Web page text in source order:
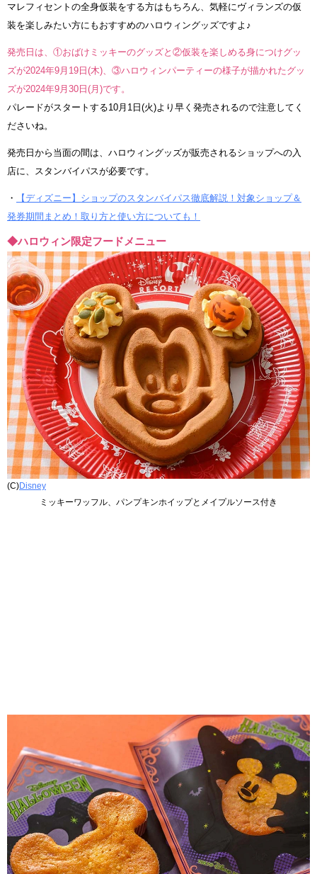
マレフィセントの全身仮装をする方はもちろん、気軽にヴィランズの仮
装を楽しみたい方にもおすすめのハロウィングッズですよ♪
発売日は、①おばけミッキーのグッズと②仮装を楽しめる身につけグッ
ズが2024年9月19日(木)、③ハロウィンパーティーの様子が描かれたグッ
ズが2024年9月30日(月)です。
パレードがスタートする10月1日(火)より早く発売されるので注意してく
ださいね。
発売日から当面の間は、ハロウィングッズが販売されるショップへの入
店に、スタンバイパスが必要です。
・
【ディズニー】ショップのスタンバイパス徹底解説！対象ショップ＆
発券期間まとめ！取り方と使い方についても！
◆ハロウィン限定フードメニュー
(C)Disney
ミッキーワッフル、パンプキンホイップとメイプルソース付き